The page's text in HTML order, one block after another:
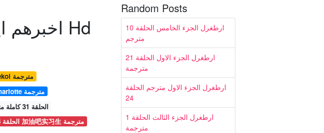
اخبرهم ايها البحر الاسود 2 الحلقة 23 مترجمة Hd
الحلقة 3 من انمي nisekoi مترجمة
الحلقة 3 من انمي charlotte مترجمة
الحلقة 31 كاملة مترجمة للعربية موسم الكرز
الحلقة 3 من مسلسل تشجعوا ايها المتخرجون 加油吧实习生 مترجمة
Random Posts
ارطغرل الجزء الخامس الحلقة 10
مترجم
ارطغرل الجزء الاول الحلقة 21
مترجمة
ارطغرل الجزء الاول مترجم الحلقة
24
ارطغرل الجزء الثالث الحلقة 1
مترجمة